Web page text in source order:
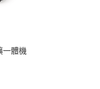
一體機